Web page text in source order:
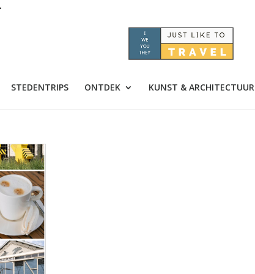
STEDENTRIPS ONTDEK KUNST & ARCHITECTUUR